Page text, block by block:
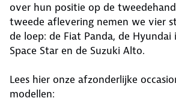
over hun positie op de
tweede aflevering nemen we vier
de loep: de Fiat Panda, de Hyundai
Space Star en de Suzuki Alto.
Lees hier onze afzonderlijke
modellen: